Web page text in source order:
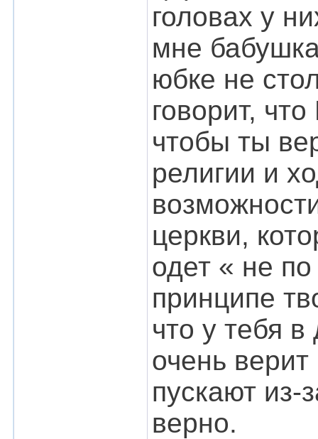
головах у
мне
юбке не
говорит,
чтобы ты
религии и
церкви,
одет « не
принципе
что у тебя
очень верит
пускают из-
верно.